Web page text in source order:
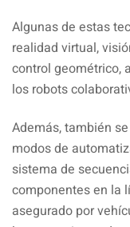
Algunas de estas
realidad virtual,
control geométrico,
los robots
Además, también
modos de
sistema de
componentes en la
asegurado por